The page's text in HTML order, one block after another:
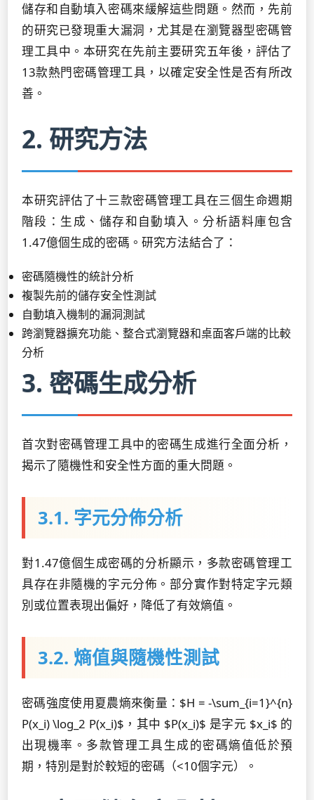
儲存和自動填入密碼來緩解這些問題。然而，先前
的研究已發現重大漏洞，尤其是在瀏覽器型密碼管
理工具中。本研究在先前主要研究五年後，評估了
13款熱門密碼管理工具，以確定安全性是否有所改
善。
2. 研究方法
本研究評估了十三款密碼管理工具在三個生命週期
階段：生成、儲存和自動填入。分析語料庫包含
1.47億個生成的密碼。研究方法結合了：
密碼隨機性的統計分析
複製先前的儲存安全性測試
自動填入機制的漏洞測試
跨瀏覽器擴充功能、整合式瀏覽器和桌面客戶端的比較
分析
3. 密碼生成分析
首次對密碼管理工具中的密碼生成進行全面分析，
揭示了隨機性和安全性方面的重大問題。
3.1. 字元分佈分析
對1.47億個生成密碼的分析顯示，多款密碼管理工
具存在非隨機的字元分佈。部分實作對特定字元類
別或位置表現出偏好，降低了有效熵值。
3.2. 熵值與隨機性測試
密碼強度使用夏農熵來衡量：$H = -\sum_{i=1}^{n}
P(x_i) \log_2 P(x_i)$，其中 $P(x_i)$ 是字元 $x_i$ 的
出現機率。多款管理工具生成的密碼熵值低於預
期，特別是對於較短的密碼（<10個字元）。